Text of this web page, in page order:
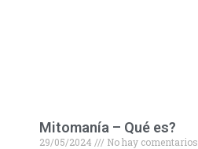
Mitomanía – Qué es?
29/05/2024
No hay comentarios